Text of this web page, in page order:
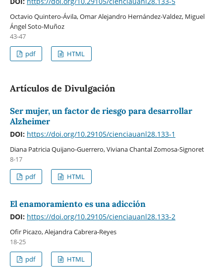
Octavio Quintero-Ávila, Omar Alejandro Hernández-Valdez, Miguel
Ángel Soto-Muñoz
43-47
pdf
HTML
Artículos de Divulgación
Ser mujer, un factor de riesgo para desarrollar
Alzheimer
DOI: https://doi.org/10.29105/cienciauanl28.133-1
Diana Patricia Quijano-Guerrero, Viviana Chantal Zomosa-Signoret
8-17
pdf
HTML
El enamoramiento es una adicción
DOI: https://doi.org/10.29105/cienciauanl28.133-2
Ofir Picazo, Alejandra Cabrera-Reyes
18-25
pdf
HTML